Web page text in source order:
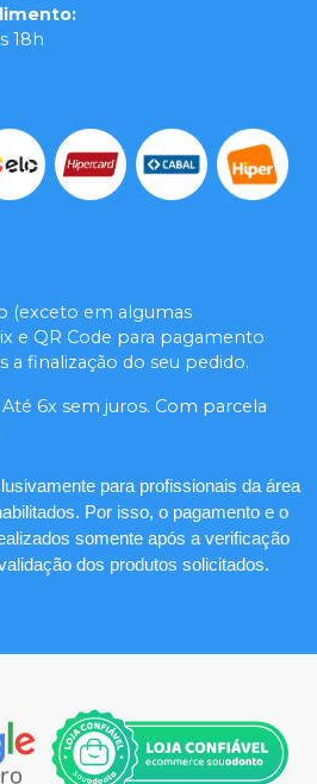
:
18h
(exceto em algumas
e QR Code para pagamento
a finalização do seu pedido.
Até 6x sem juros. Com parcela
para profissionais da área
Por isso, o pagamento e o
somente após a verificação
dos produtos solicitados.